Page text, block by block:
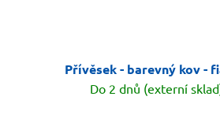
Přívěsek - barevný kov -
Do 2 dnů (externí